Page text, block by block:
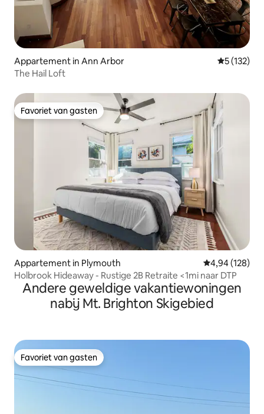
Appartement in Ann Arbor
5 (132)
The Hail Loft
Favoriet van gasten
Favoriet van gasten
Appartement in Plymouth Gemiddelde
4,94 (128)
Holbrook Hideaway - Rustige 2B Retraite <1mi naar DTP
Andere geweldige vakantiewoningen
nabij Mt. Brighton Skigebied
Favoriet van gasten
Favoriet van gasten